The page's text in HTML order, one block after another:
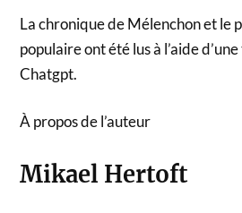
La chronique de Mélenchon et le
populaire ont été lus à l’aide
Chatgpt.
À propos de l’auteur
Mikael Hertoft